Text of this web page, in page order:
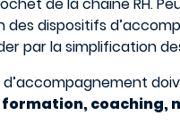
dispositifs
par la simplification
d’accompagnement
formation, coaching,